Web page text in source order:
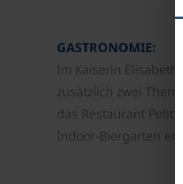
GASTRONOMIE:
Im Kaiserin
zusätzlich zwei
das Restaurant Petit
Indoor-Biergarten